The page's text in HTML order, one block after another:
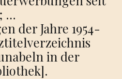
…
der Jahre 1954-
in der